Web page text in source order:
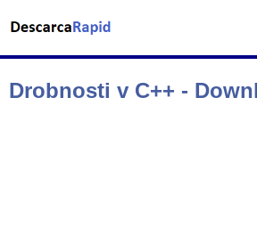
Drobnosti v C++ -